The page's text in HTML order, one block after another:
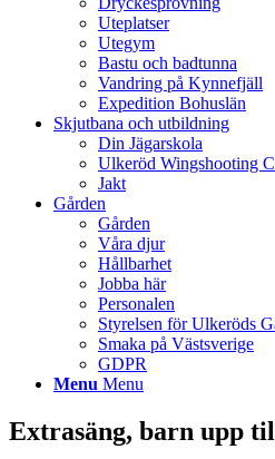
Uteplatser
Utegym
Bastu och badtunna
Vandring på Kynnefjäll
Expedition Bohuslän
Skjutbana och utbildning
Din Jägarskola
Ulkeröd Wingshooting
Jakt
Gården
Gården
Våra djur
Hållbarhet
Jobba här
Personalen
Styrelsen för Ulkeröds
Smaka på Västsverige
GDPR
Menu Menu
Extrasäng, barn upp